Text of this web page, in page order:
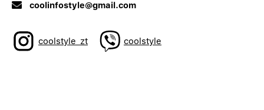
coolinfostyle@gmail.com
coolstyle_zt coolstyle